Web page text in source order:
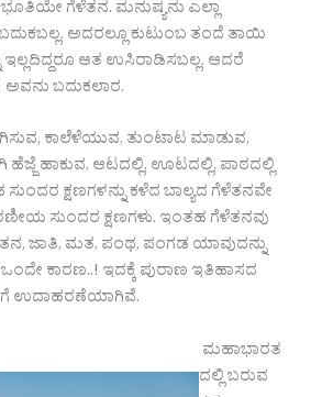
ಗೆಳೆತನ. ಮನುಷ್ಯನು ಎಲ್ಲಾ
ಅದರಲ್ಲೂ ಕುಟುಂಬ ತಂದೆ ತಾಯಿ
ಇಲ್ಲದಿದ್ದರೂ ಆತ ಉಸಿರಾಡಿಸಬಲ್ಲ. ಆದರೆ
ಬದುಕಲಾರ.
ಕಾಲೆಳೆಯುವ, ತುಂಟಾಟ ಮಾಡುವ,
ಹೆಜ್ಜೆ ಹಾಕುವ, ಆಟದಲ್ಲಿ, ಊಟದಲ್ಲಿ, ಪಾಠದಲ್ಲಿ
ಕ್ಷಣಗಳನ್ನು ಕಳೆದ ಬಾಲ್ಯದ ಗೆಳೆತನವೇ
ಸುಂದರ ಕ್ಷಣಗಳು. ಇಂತಹ ಗೆಳೆತನವು
ಜಾತಿ, ಮತ, ಪಂಥ, ಪಂಗಡ ಯಾವುದನ್ನು
ಒಂದೇ ಕಾರಣ..! ಇದಕ್ಕೆ ಪುರಾಣ ಇತಿಹಾಸದ
ಉದಾಹರಣೆಯಾಗಿವೆ.
ಮಹಾಭಾರತ
ದಲ್ಲಿ ಬರುವ